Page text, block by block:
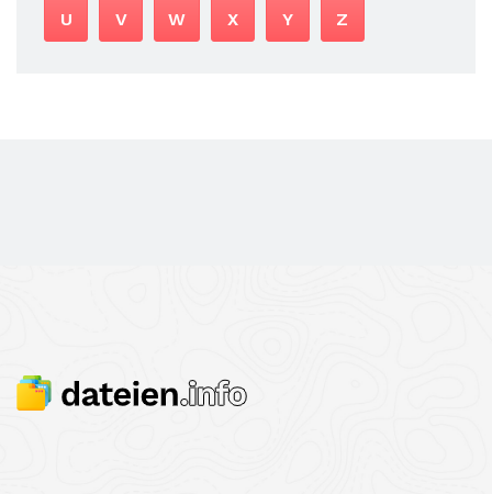
U V W X Y Z